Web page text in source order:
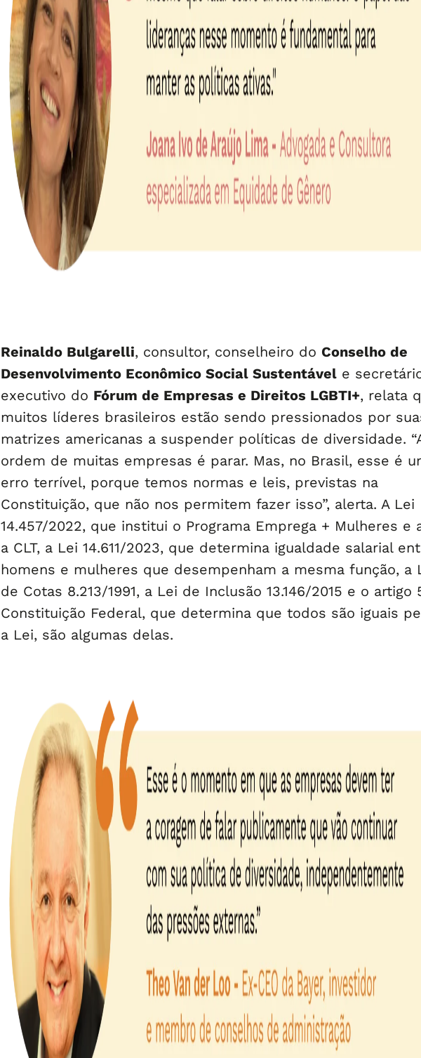
Reinaldo Bulgarelli, consultor, conselheiro do Conselho de
Desenvolvimento Econômico Social Sustentável e
executivo do Fórum de Empresas e Direitos LGBTI+, relata
muitos líderes brasileiros estão sendo pressionados por
matrizes americanas a suspender políticas de diversidade.
ordem de muitas empresas é parar. Mas, no Brasil, esse é
erro terrível, porque temos normas e leis, previstas na
Constituição, que não nos permitem fazer isso”, alerta. A Lei
14.457/2022, que institui o Programa Emprega + Mulheres e
a CLT, a Lei 14.611/2023, que determina igualdade salarial
homens e mulheres que desempenham a mesma função, a
de Cotas 8.213/1991, a Lei de Inclusão 13.146/2015 e o artigo
Constituição Federal, que determina que todos são iguais
a Lei, são algumas delas.